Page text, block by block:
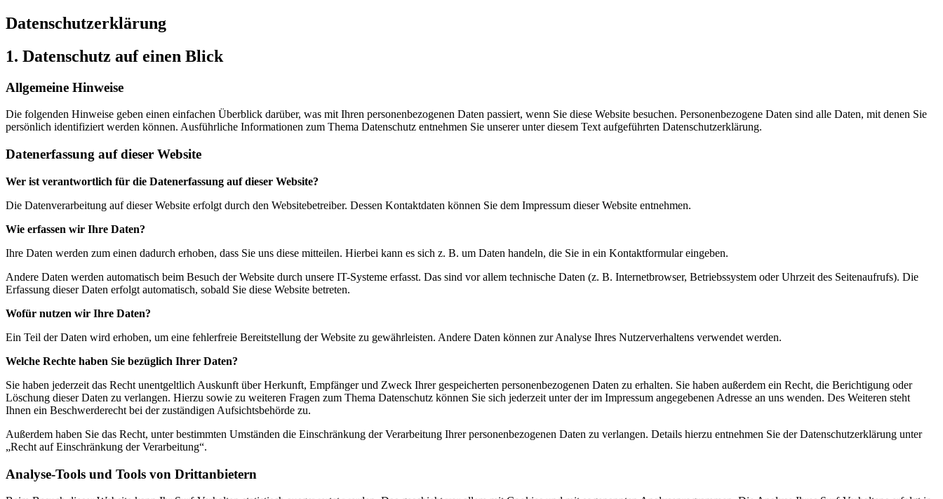
Datenschutzerklärung
1. Datenschutz auf einen Blick
Allgemeine Hinweise
Die folgenden Hinweise geben einen einfachen Überblick darüber, was mit Ihren personenbezogenen Daten passiert, wenn Sie diese Website besuchen. Personenbezogene Daten sind alle Daten, mit denen Sie
persönlich identifiziert werden können. Ausführliche Informationen zum Thema Datenschutz entnehmen Sie unserer unter diesem Text aufgeführten Datenschutzerklärung.
Datenerfassung auf dieser Website
Wer ist verantwortlich für die Datenerfassung auf dieser Website?
Die Datenverarbeitung auf dieser Website erfolgt durch den Websitebetreiber. Dessen Kontaktdaten können Sie dem Impressum dieser Website entnehmen.
Wie erfassen wir Ihre Daten?
Ihre Daten werden zum einen dadurch erhoben, dass Sie uns diese mitteilen. Hierbei kann es sich z. B. um Daten handeln, die Sie in ein Kontaktformular eingeben.
Andere Daten werden automatisch beim Besuch der Website durch unsere IT-Systeme erfasst. Das sind vor allem technische Daten (z. B. Internetbrowser, Betriebssystem oder Uhrzeit des Seitenaufrufs). Die
Erfassung dieser Daten erfolgt automatisch, sobald Sie diese Website betreten.
Wofür nutzen wir Ihre Daten?
Ein Teil der Daten wird erhoben, um eine fehlerfreie Bereitstellung der Website zu gewährleisten. Andere Daten können zur Analyse Ihres Nutzerverhaltens verwendet werden.
Welche Rechte haben Sie bezüglich Ihrer Daten?
Sie haben jederzeit das Recht unentgeltlich Auskunft über Herkunft, Empfänger und Zweck Ihrer gespeicherten personenbezogenen Daten zu erhalten. Sie haben außerdem ein Recht, die Berichtigung oder
Löschung dieser Daten zu verlangen. Hierzu sowie zu weiteren Fragen zum Thema Datenschutz können Sie sich jederzeit unter der im Impressum angegebenen Adresse an uns wenden. Des Weiteren steht
Ihnen ein Beschwerderecht bei der zuständigen Aufsichtsbehörde zu.
Außerdem haben Sie das Recht, unter bestimmten Umständen die Einschränkung der Verarbeitung Ihrer personenbezogenen Daten zu verlangen. Details hierzu entnehmen Sie der Datenschutzerklärung unter
„Recht auf Einschränkung der Verarbeitung“.
Analyse-Tools und Tools von Drittanbietern